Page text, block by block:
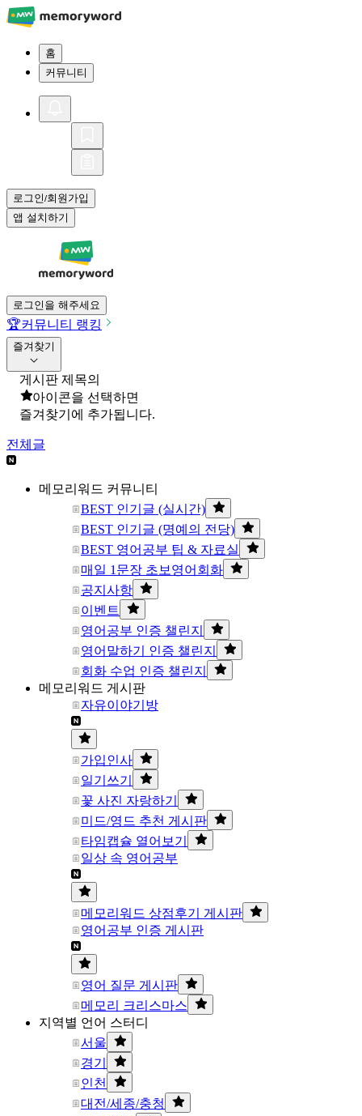
홈
커뮤니티
로그인/회원가입
앱 설치하기
로그인을 해주세요
🏆커뮤니티 랭킹
즐겨찾기
게시판 제목의
아이콘을 선택하면
즐겨찾기에 추가됩니다.
전체글
메모리워드 커뮤니티
BEST 인기글 (실시간)
BEST 인기글 (명예의 전당)
BEST 영어공부 팁 & 자료실
매일 1문장 초보영어회화
공지사항
이벤트
영어공부 인증 챌린지
영어말하기 인증 챌린지
회화 수업 인증 챌린지
메모리워드 게시판
자유이야기방
가입인사
일기쓰기
꽃 사진 자랑하기
미드/영드 추천 게시판
타임캡슐 열어보기
일상 속 영어공부
메모리워드 상점후기 게시판
영어공부 인증 게시판
영어 질문 게시판
메모리 크리스마스
지역별 언어 스터디
서울
경기
인천
대전/세종/충청